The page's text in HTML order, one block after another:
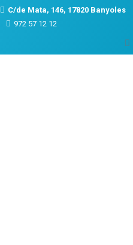
C/de Mata, 146, 17820 Banyoles
972 57 12 12